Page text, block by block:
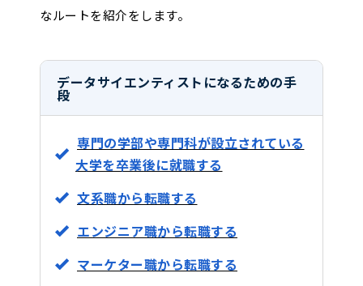
なルートを紹介をします。
データサイエンティストになるための手
段
専門の学部や専門科が設立されている
大学を卒業後に就職する
文系職から転職する
エンジニア職から転職する
マーケター職から転職する